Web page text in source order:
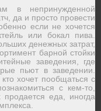
в непринужденной
да и просто провести
если не хочется
или бокал пива.
денежных затрат,
барной стойки
заведения, где
пьют в заведении.
хочет пообщаться с
с кем-то,
продается еда, иногда